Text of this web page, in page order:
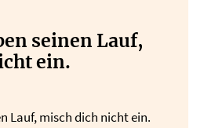
seinen Lauf,
ein.
Lauf, misch dich nicht ein.